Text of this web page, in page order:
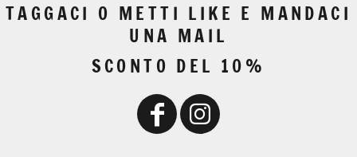
TAGGACI O METTI LIKE E MANDACI
UNA MAIL
SCONTO DEL 10%